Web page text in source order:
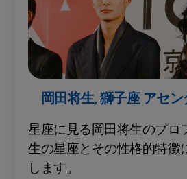
岡田将生, 獅子座 アセ
星座に見る岡田将生のプロ
生の星座とその性格的特徴
します。